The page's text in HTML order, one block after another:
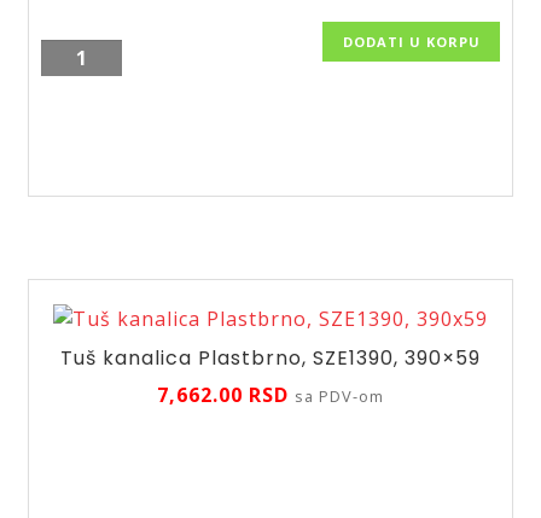
Usponski
tuš
DODATI U KORPU
Tuš kanalica Plastbrno, SZE1390, 390×59
7,662.00 RSD sa PDV-om